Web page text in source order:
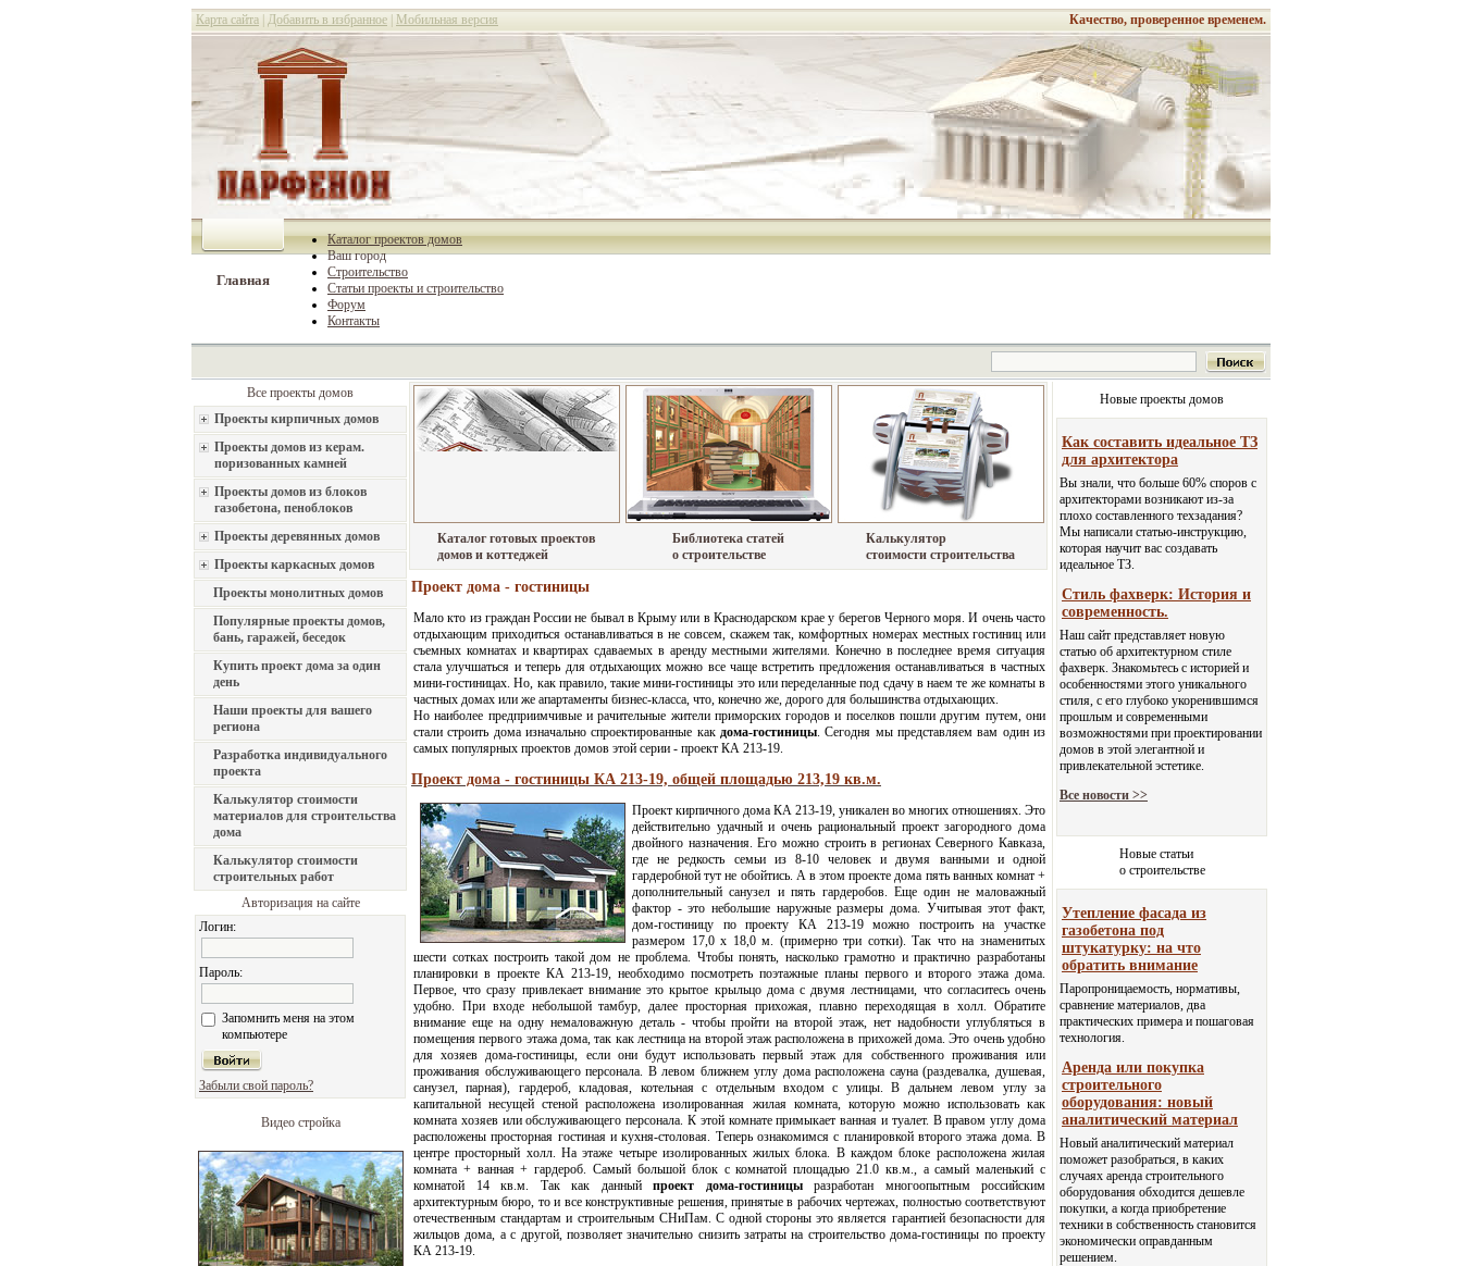
Карта сайта Добавить в избранное Мобильная версия Качество, проверенное временем.
Главная
Каталог проектов домов
Ваш город
Строительство
Статьи проекты и строительство
Форум
Контакты
Все проекты домов
Проекты кирпичных домов
Проекты домов из керам.
поризованных камней
Проекты домов из блоков
газобетона, пеноблоков
Проекты деревянных домов
Проекты каркасных домов
Проекты монолитных домов
Популярные проекты домов,
бань, гаражей, беседок
Купить проект дома за один
день
Наши проекты для вашего
региона
Разработка индивидуального
проекта
Калькулятор стоимости
материалов для строительства
дома
Калькулятор стоимости
строительных работ
Авторизация на сайте
Логин:
Пароль:
Запомнить меня на этом
компьютере
Забыли свой пароль?
Видео стройка
Каталог готовых проектов
домов и коттеджей
Библиотека статей
о строительстве
Калькулятор
стоимости строительства
Проект дома - гостиницы
Мало кто из граждан России не бывал в Крыму или в Краснодарском крае у берегов Черного моря. И очень часто
отдыхающим приходиться останавливаться в не совсем, скажем так, комфортных номерах местных гостиниц или
съемных комнатах и квартирах сдаваемых в аренду местными жителями. Конечно в последнее время ситуация
стала улучшаться и теперь для отдыхающих можно все чаще встретить предложения останавливаться в частных
мини-гостиницах. Но, как правило, такие мини-гостиницы это или переделанные под сдачу в наем те же комнаты в
частных домах или же апартаменты бизнес-класса, что, конечно же, дорого для большинства отдыхающих.
Но наиболее предприимчивые и рачительные жители приморских городов и поселков пошли другим путем, они
стали строить дома изначально спроектированные как дома-гостиницы. Сегодня мы представляем вам один из
самых популярных проектов домов этой серии - проект КА 213-19.
Проект дома - гостиницы КА 213-19, общей площадью 213,19 кв.м.
Проект кирпичного дома КА 213-19, уникален во многих отношениях. Это
действительно удачный и очень рациональный проект загородного дома
двойного назначения. Его можно строить в регионах Северного Кавказа,
где не редкость семьи из 8-10 человек и двумя ванными и одной
гардеробной тут не обойтись. А в этом проекте дома пять ванных комнат +
дополнительный санузел и пять гардеробов. Еще один не маловажный
фактор - это небольшие наружные размеры дома. Учитывая этот факт,
дом-гостиницу по проекту КА 213-19 можно построить на участке
размером 17,0 x 18,0 м. (примерно три сотки). Так что на знаменитых
шести сотках построить такой дом не проблема. Чтобы понять, насколько грамотно и практично разработаны
планировки в проекте КА 213-19, необходимо посмотреть поэтажные планы первого и второго этажа дома.
Первое, что сразу привлекает внимание это крытое крыльцо дома с двумя лестницами, что согласитесь очень
удобно. При входе небольшой тамбур, далее просторная прихожая, плавно переходящая в холл. Обратите
внимание еще на одну немаловажную деталь - чтобы пройти на второй этаж, нет надобности углубляться в
помещения первого этажа дома, так как лестница на второй этаж расположена в прихожей дома. Это очень удобно
для хозяев дома-гостиницы, если они будут использовать первый этаж для собственного проживания или
проживания обслуживающего персонала. В левом ближнем углу дома расположена сауна (раздевалка, душевая,
санузел, парная), гардероб, кладовая, котельная с отдельным входом с улицы. В дальнем левом углу за
капитальной несущей стеной расположена изолированная жилая комната, которую можно использовать как
комната хозяев или обслуживающего персонала. К этой комнате примыкает ванная и туалет. В правом углу дома
расположены просторная гостиная и кухня-столовая. Теперь ознакомимся с планировкой второго этажа дома. В
центре просторный холл. На этаже четыре изолированных жилых блока. В каждом блоке расположена жилая
комната + ванная + гардероб. Самый большой блок с комнатой площадью 21.0 кв.м., а самый маленький с
комнатой 14 кв.м. Так как данный проект дома-гостиницыразработан многоопытным российским
архитектурным бюро, то и все конструктивные решения, принятые в рабочих чертежах, полностью соответствуют
отечественным стандартам и строительным СНиПам. С одной стороны это является гарантией безопасности для
жильцов дома, а с другой, позволяет значительно снизить затраты на строительство дома-гостиницы по проекту
КА 213-19.
Новые проекты домов
Как составить идеальное ТЗ
для архитектора
Вы знали, что больше 60% споров с
архитекторами возникают из-за
плохо составленного техзадания?
Мы написали статью-инструкцию,
которая научит вас создавать
идеальное ТЗ.
Стиль фахверк: История и
современность.
Наш сайт представляет новую
статью об архитектурном стиле
фахверк. Знакомьтесь с историей и
особенностями этого уникального
стиля, с его глубоко укоренившимся
прошлым и современными
возможностями при проектировании
домов в этой элегантной и
привлекательной эстетике.
Все новости >>
Новые статьи
о строительстве
Утепление фасада из
газобетона под
штукатурку: на что
обратить внимание
Паропроницаемость, нормативы,
сравнение материалов, два
практических примера и пошаговая
технология.
Аренда или покупка
строительного
оборудования: новый
аналитический материал
Новый аналитический материал
поможет разобраться, в каких
случаях аренда строительного
оборудования обходится дешевле
покупки, а когда приобретение
техники в собственность становится
экономически оправданным
решением.